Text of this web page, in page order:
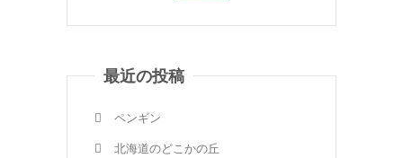
最近の投稿
ペンギン
北海道のどこかの丘